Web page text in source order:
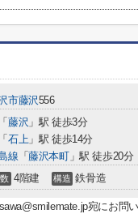
市藤沢556
「 藤沢 」駅 徒歩3分
石上」駅 徒歩14分
線 「藤沢本町」駅 徒歩20分
4階建 構造 鉄骨造
宛にお問